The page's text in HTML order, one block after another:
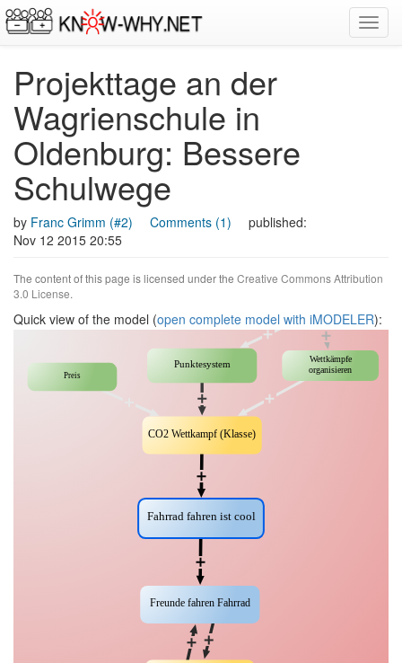
Projekttage an der
Wagrienschule in
Oldenburg: Bessere
Schulwege
by Franc Grimm (#2) Comments (1)
published:
Nov 12 2015 20:55
The content of this page is licensed under the Creative Commons Attribution
3.0 License.
Quick view of the model (open complete model with iMODELER):